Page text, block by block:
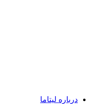
درباره لیتاما